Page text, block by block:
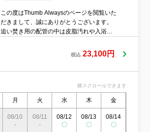
この度はThumb Alwaysのページを閲覧いた
だきまして、誠にありがとうございます。
追い焚き用の配管の中は皮脂汚れや入浴剤
っているという事実はほとんどの方がご存
知ないのでは？市販の洗浄剤では全くとい
業で丁寧に汚れを落としていき、配管の内
部を99.9%除菌します。
税込 23,100円
横スクロールできます
月 火 水 木 金
08/10
-
08/11
-
08/12
〇
08/13
〇
08/14
〇